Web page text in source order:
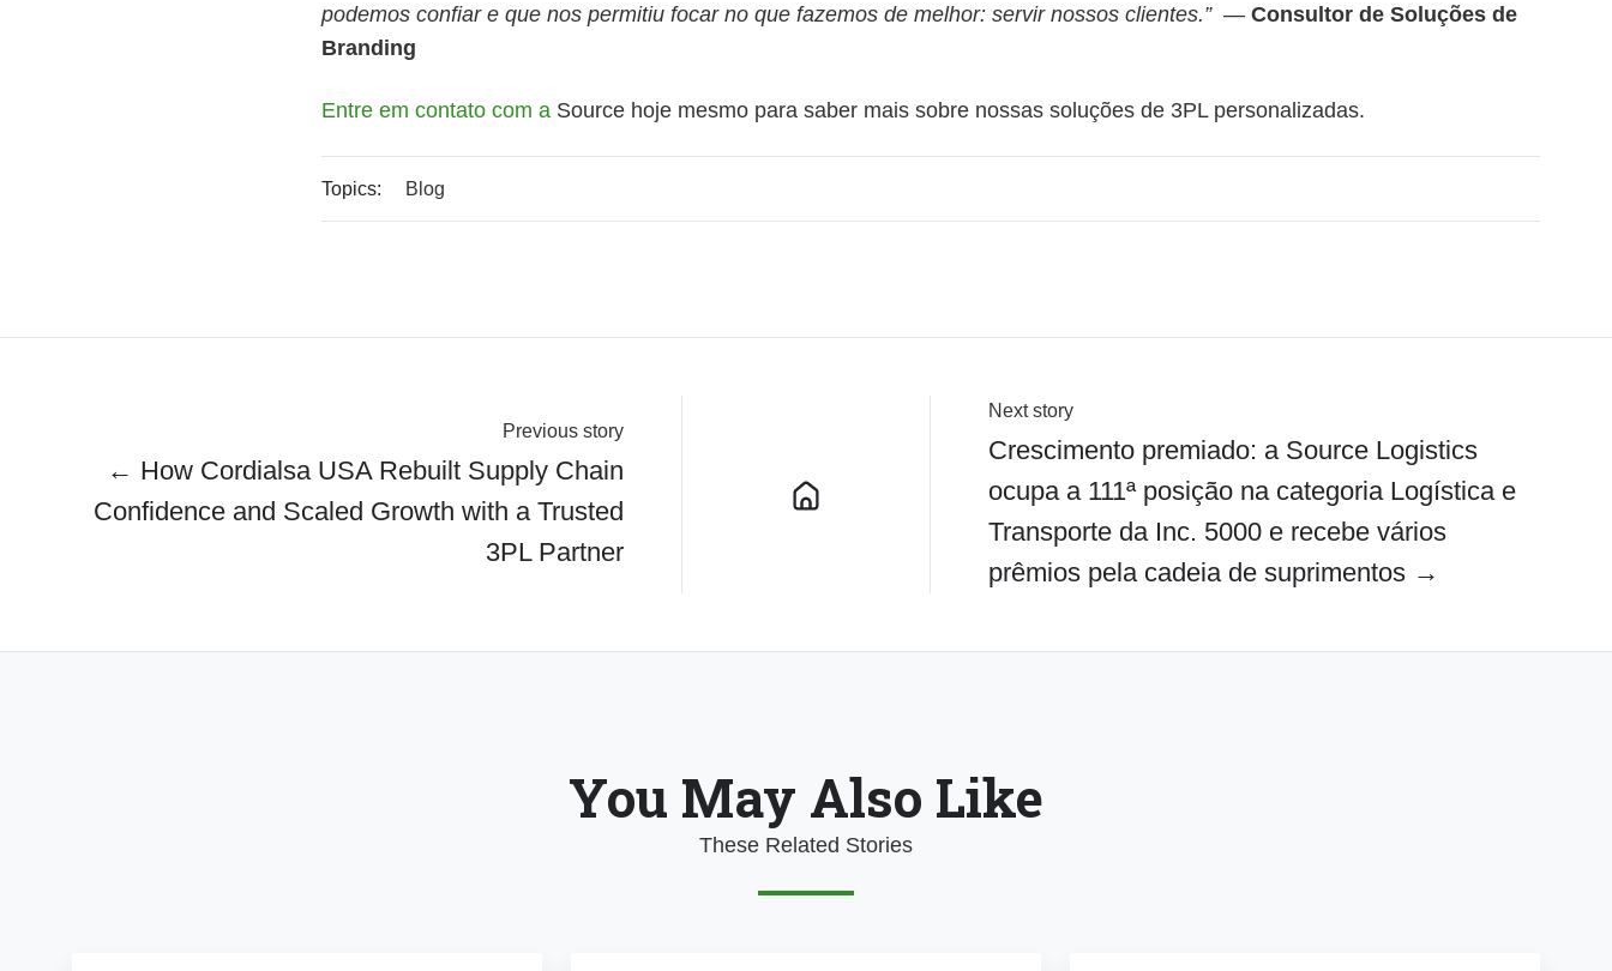
podemos confiar e que nos permitiu focar no que fazemos de melhor: servir nossos clientes.” — Consultor de Soluções de
Branding
Entre em contato com a Source hoje mesmo para saber mais sobre nossas soluções de 3PL personalizadas.
Topics: Blog
Previous story
← How Cordialsa USA Rebuilt Supply Chain
Confidence and Scaled Growth with a Trusted
3PL Partner
Next story
Crescimento premiado: a Source Logistics
ocupa a 111ª posição na categoria Logística e
Transporte da Inc. 5000 e recebe vários
prêmios pela cadeia de suprimentos →
You May Also Like
These Related Stories